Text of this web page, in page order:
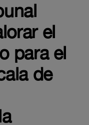
el
para el
de